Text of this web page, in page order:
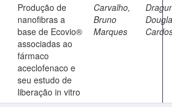
Produção de
nanofibras a
base de Ecovio®
associadas ao
fármaco
aceclofenaco e
seu estudo de
liberação in vitro
Carvalho,
Bruno
Marques